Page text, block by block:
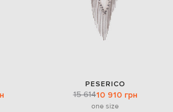
PESERICO
15 61410 910 грн
one size